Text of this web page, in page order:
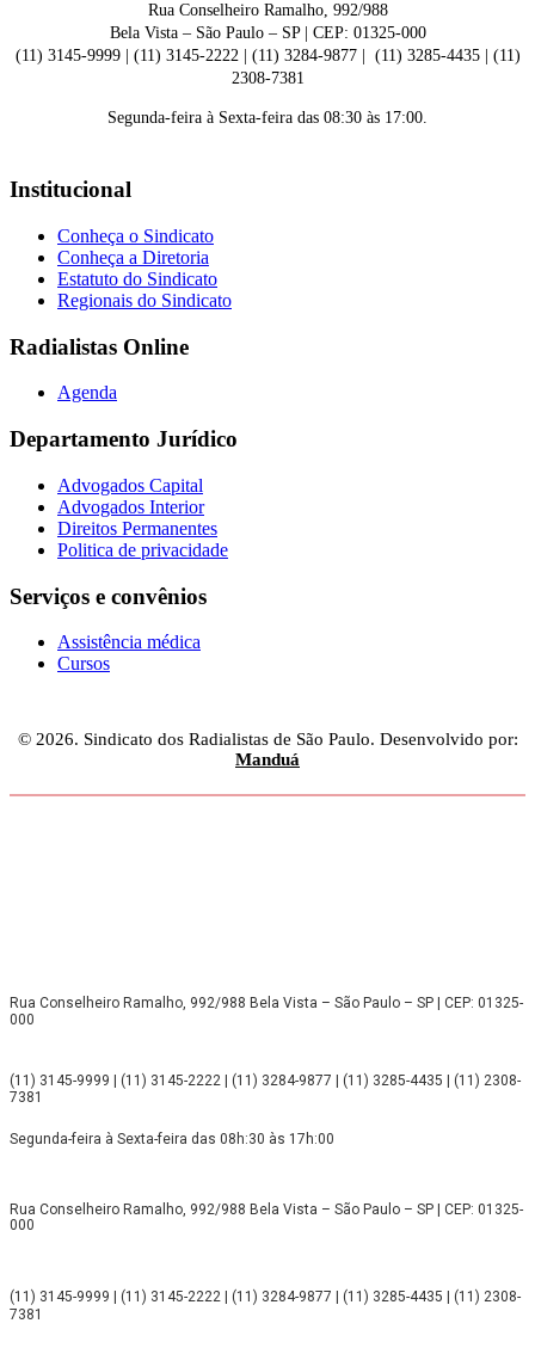
Rua Conselheiro Ramalho, 992/988
Bela Vista – São Paulo – SP | CEP: 01325-000
(11) 3145-9999 | (11) 3145-2222 | (11) 3284-9877 | (11) 3285-4435 | (11)
2308-7381
Segunda-feira à Sexta-feira das 08:30 às 17:00.
Institucional
Conheça o Sindicato
Conheça a Diretoria
Estatuto do Sindicato
Regionais do Sindicato
Radialistas Online
Agenda
Departamento Jurídico
Advogados Capital
Advogados Interior
Direitos Permanentes
Politica de privacidade
Serviços e convênios
Assistência médica
Cursos
© 2026. Sindicato dos Radialistas de São Paulo. Desenvolvido por:
Manduá
Rua Conselheiro Ramalho, 992/988 Bela Vista – São Paulo – SP | CEP: 01325-
000
(11) 3145-9999 | (11) 3145-2222 | (11) 3284-9877 | (11) 3285-4435 | (11) 2308-
7381
Segunda-feira à Sexta-feira das 08h:30 às 17h:00
Rua Conselheiro Ramalho, 992/988 Bela Vista – São Paulo – SP | CEP: 01325-
000
(11) 3145-9999 | (11) 3145-2222 | (11) 3284-9877 | (11) 3285-4435 | (11) 2308-
7381